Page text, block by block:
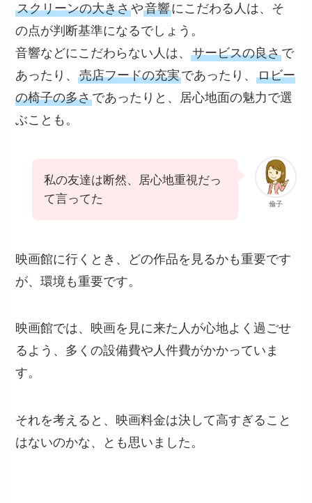
スクリーンの大きさや音響にこだわる人は、そ
の点が判断基準になるでしょう。
音響などにこだわらない人は、サービスの良さで
あったり、売店フードの充実であったり、ロビー
の椅子の多さであったりと、居心地面の魅力で選
ぶことも。
倫子
私の友達は断然、居心地重視だっ
て言ってた
映画館に行くとき、どの作品を見るかも重要です
が、環境も重要です。
映画館では、映画を見に来た人が心地よく過ごせ
るよう、多くの設備費や人件費がかかっていま
す。
それを考えると、映画料金は決して高すぎること
はないのかな、とも思いました。